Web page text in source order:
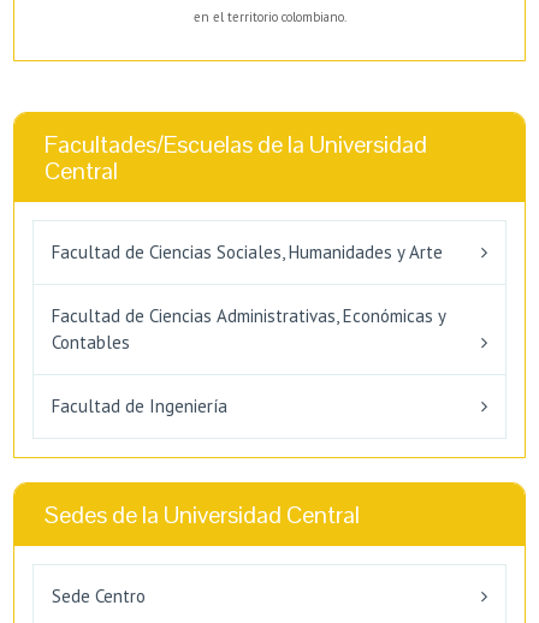
en el territorio colombiano.
Facultades/Escuelas de la Universidad
Central
Facultad de Ciencias Sociales, Humanidades y Arte
Facultad de Ciencias Administrativas, Económicas y
Contables
Facultad de Ingeniería
Sedes de la Universidad Central
Sede Centro